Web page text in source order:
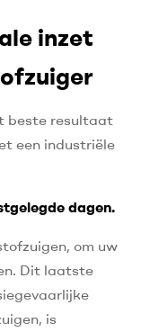
inzet
beste resultaat
een industriële
dagen.
om uw
Dit laatste
is